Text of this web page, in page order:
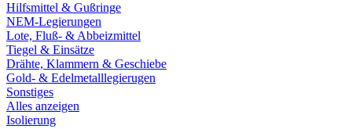
Hilfsmittel & Gußringe
NEM-Legierungen
Lote, Fluß- & Abbeizmittel
Tiegel & Einsätze
Drähte, Klammern & Geschiebe
Gold- & Edelmetalllegierugen
Sonstiges
Alles anzeigen
Isolierung